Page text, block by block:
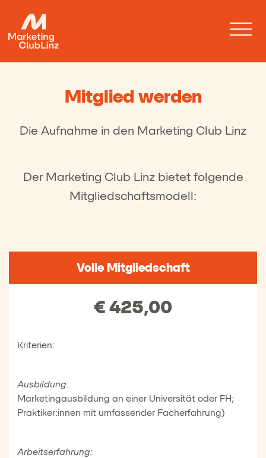
Mitglied werden
Die Aufnahme in den Marketing Club Linz
Der Marketing Club Linz bietet folgende
Mitgliedschaftsmodell:
Volle Mitgliedschaft
€ 425,00
Kriterien:
Ausbildung:
Marketingausbildung an einer Universität oder FH;
Praktiker:innen mit umfassender Facherfahrung)
Arbeitserfahrung: